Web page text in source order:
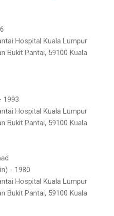
Hospital Kuala Lumpur
Bukit Pantai, 59100 Kuala
1993
Hospital Kuala Lumpur
Bukit Pantai, 59100 Kuala
- 1980
Hospital Kuala Lumpur
Bukit Pantai, 59100 Kuala